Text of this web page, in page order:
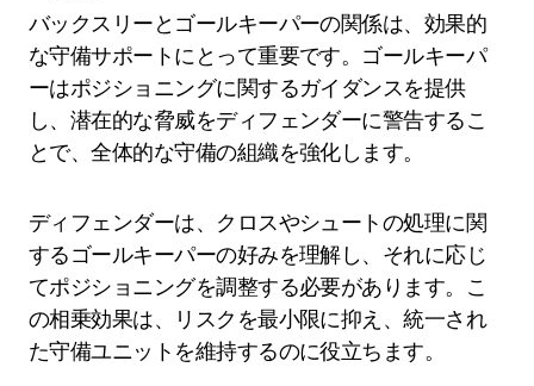
バックスリーとゴールキーパーの関係は、効果的
な守備サポートにとって重要です。ゴールキーパ
ーはポジショニングに関するガイダンスを提供
し、潜在的な脅威をディフェンダーに警告するこ
とで、全体的な守備の組織を強化します。
ディフェンダーは、クロスやシュートの処理に関
するゴールキーパーの好みを理解し、それに応じ
てポジショニングを調整する必要があります。こ
の相乗効果は、リスクを最小限に抑え、統一され
た守備ユニットを維持するのに役立ちます。